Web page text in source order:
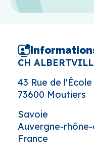
CH
43 Rue de
73600 Moutiers
Savoie
Auvergne-
France